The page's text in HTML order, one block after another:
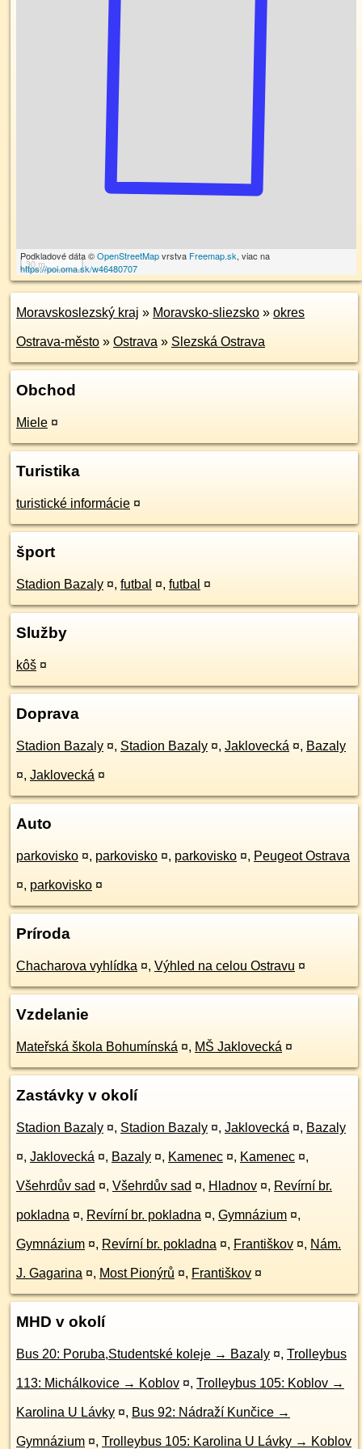
30 m
Podkladové dáta ©OpenStreetMapvrstva Freemap.sk, viac na
https://poi.oma.sk/w46480707
Moravskoslezský kraj » Moravsko-sliezsko » okres
Ostrava-město » Ostrava » Slezská Ostrava
Obchod
Miele ¤
Turistika
turistické informácie ¤
šport
Stadion Bazaly ¤, futbal ¤, futbal ¤
Služby
kôš ¤
Doprava
Stadion Bazaly ¤, Stadion Bazaly ¤, Jaklovecká ¤, Bazaly
¤, Jaklovecká ¤
Auto
parkovisko ¤, parkovisko ¤, parkovisko ¤, Peugeot Ostrava
¤, parkovisko ¤
Príroda
Chacharova vyhlídka ¤, Výhled na celou Ostravu ¤
Vzdelanie
Mateřská škola Bohumínská ¤, MŠ Jaklovecká ¤
Zastávky v okolí
Stadion Bazaly ¤, Stadion Bazaly ¤, Jaklovecká ¤, Bazaly
¤, Jaklovecká ¤, Bazaly ¤, Kamenec ¤, Kamenec ¤,
Všehrdův sad ¤, Všehrdův sad ¤, Hladnov ¤, Revírní br.
pokladna ¤, Revírní br. pokladna ¤, Gymnázium ¤,
Gymnázium ¤, Revírní br. pokladna ¤, Františkov ¤, Nám.
J. Gagarina ¤, Most Pionýrů ¤, Františkov ¤
MHD v okolí
Bus 20: Poruba,Studentské koleje → Bazaly ¤, Trolleybus
113: Michálkovice → Koblov ¤, Trolleybus 105: Koblov →
Karolina U Lávky ¤, Bus 92: Nádraží Kunčice →
Gymnázium ¤, Trolleybus 105: Karolina U Lávky → Koblov